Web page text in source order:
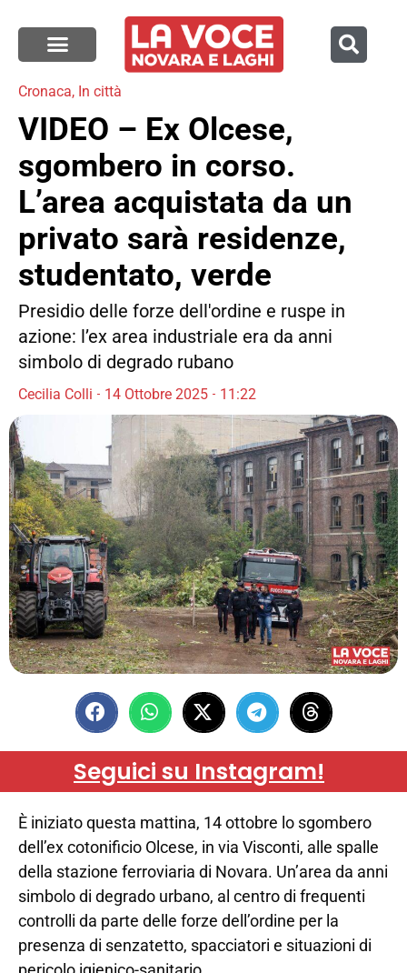
Cronaca, In città
VIDEO – Ex Olcese,
sgombero in corso.
L’area acquistata da un
privato sarà residenze,
studentato, verde
Presidio delle forze dell'ordine e ruspe in
azione: l’ex area industriale era da anni
simbolo di degrado rubano
Cecilia Colli 14 Ottobre 2025 11:22
Seguici su Instagram!
È iniziato questa mattina, 14 ottobre lo sgombero
dell’ex cotonificio Olcese, in via Visconti, alle spalle
della stazione ferroviaria di Novara. Un’area da anni
simbolo di degrado urbano, al centro di frequenti
controlli da parte delle forze dell’ordine per la
presenza di senzatetto, spacciatori e situazioni di